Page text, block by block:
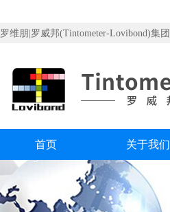
罗维朋|罗威邦(Tintometer-Lovibond)集团
首页 关于我们